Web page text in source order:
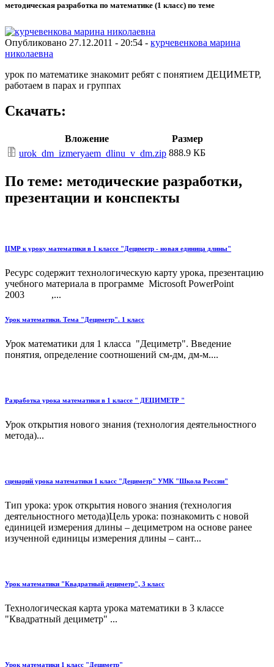
методическая разработка по математике (1 класс) по теме
Опубликовано 27.12.2011 - 20:54 - курчевенкова марина
николаевна
урок по математике знакомит ребят с понятием ДЕЦИМЕТР,
работаем в парах и группах
Скачать:
Вложение
Размер
urok_dm_izmeryaem_dlinu_v_dm.zip 888.9 КБ
По теме: методические разработки,
презентации и конспекты
ЦМР к уроку математики в 1 классе "Дециметр - новая единица длины"
Ресурс содержит технологическую карту урока, презентацию
учебного материала в программе Microsoft PowerPoint
2003 ,...
Урок математики. Тема "Дециметр". 1 класс
Урок математики для 1 класса "Дециметр". Введение
понятия, определение соотношений см-дм, дм-м....
Разработка урока математики в 1 классе " ДЕЦИМЕТР "
Урок открытия нового знания (технология деятельностного
метода)...
сценарий урока математики 1 класс "Дециметр" УМК "Школа России"
Тип урока: урок открытия нового знания (технология
деятельностного метода)Цель урока: познакомить с новой
единицей измерения длины – дециметром на основе ранее
изученной единицы измерения длины – сант...
Урок математики "Квадратный дециметр", 3 класс
Технологическая карта урока математики в 3 классе
"Квадратный дециметр" ...
Урок математики 1 класс "Дециметр"